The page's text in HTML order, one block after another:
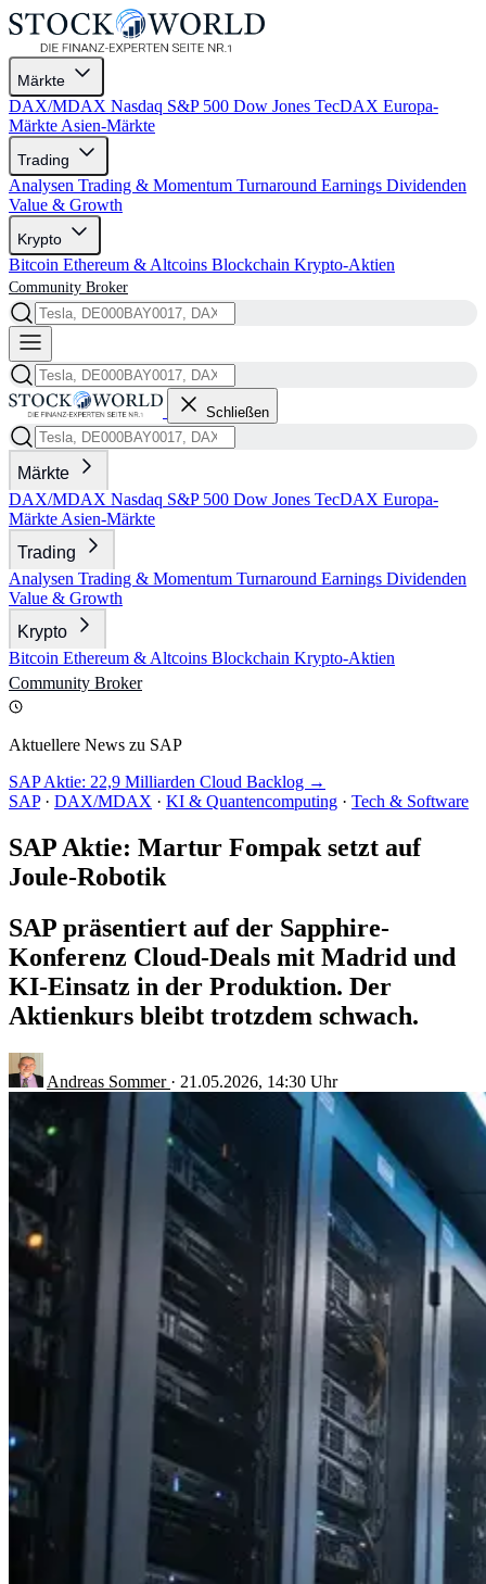
Märkte
DAX/MDAX Nasdaq S&P 500 Dow Jones TecDAX Europa-
Märkte Asien-Märkte
Trading
Analysen Trading & Momentum Turnaround Earnings Dividenden
Value & Growth
Krypto
Bitcoin Ethereum & Altcoins Blockchain Krypto-Aktien
Community Broker
Schließen
Märkte
DAX/MDAX Nasdaq S&P 500 Dow Jones TecDAX Europa-
Märkte Asien-Märkte
Trading
Analysen Trading & Momentum Turnaround Earnings Dividenden
Value & Growth
Krypto
Bitcoin Ethereum & Altcoins Blockchain Krypto-Aktien
Community Broker
Aktuellere News zu SAP
SAP Aktie: 22,9 Milliarden Cloud Backlog →
SAP · DAX/MDAX · KI & Quantencomputing · Tech & Software
SAP Aktie: Martur Fompak setzt auf
Joule-Robotik
SAP präsentiert auf der Sapphire-
Konferenz Cloud-Deals mit Madrid und
KI-Einsatz in der Produktion. Der
Aktienkurs bleibt trotzdem schwach.
Andreas Sommer · 21.05.2026, 14:30 Uhr